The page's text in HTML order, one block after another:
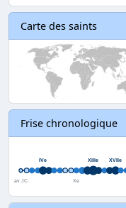
Carte des saints
Frise chronologique